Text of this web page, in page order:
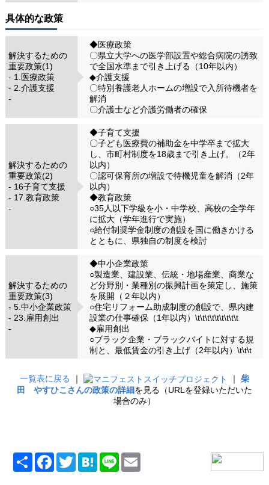
具体的な政策
解決するための
重要政策(1)
- 1.医療政策
- 2.介護支援
-
◆医療政策
〇県立大学への医学部設置や総合病院の誘致
で全国水準まで引き上げる（10年以内）
◆介護支援
〇特別養護老人ホームの増設で入所待機者を
解消
〇介護士など介護労働者の確保
解決するための
重要政策(2)
- 16子育て支援
- 17.教育政策
-
◆子育て支援
〇子ども医療費の補助金を中学卒まで拡大
し、市町村制度を18歳まで引き上げ。（2年
以内）
〇認可保育所の増設で待機児童を解消（2年
以内）
◆教育政策
○35人以下学級を小・中学校、高校の全学年
に拡大（学年進行で実施）
○給付制奨学金制度の創設を国に働きかける
とともに、県独自の制度を検討
解決するための
重要政策(3)
- 5.中小企業政策
- 23.雇用創出
-
◆中小企業政策
○製造業、建設業、伝統・地場産業、商業な
ど分野別・業種別の振興計画を策定し、施策
を展開（２年以内）
○住宅リフォーム助成制度の創設で、県内建
設業の仕事確保（1年以内）\t\t\t\t\t\t\t\t\t
◆雇用創出
○ブラック企業・ブラックバイトに対する規
制と、最低賃金の引き上げ（2年以内）\t\t\t
一覧表に戻る ｜ ｜ 柴
田 やすひこさんの政策の詳細を見る（URLを登録いただいた
場合のみ）
共
有
Facebook
TwitterHatenaLine